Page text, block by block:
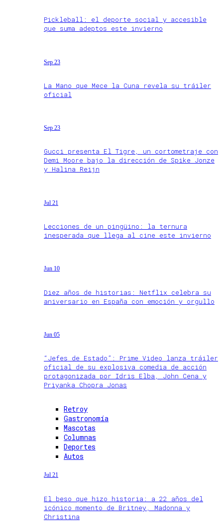
Pickleball: el deporte social y accesible
que suma adeptos este invierno
Sep 23
La Mano que Mece la Cuna revela su tráiler
oficial
Sep 23
Gucci presenta El Tigre, un cortometraje con
Demi Moore bajo la dirección de Spike Jonze
y Halina Reijn
Jul 21
Lecciones de un pingüino: la ternura
inesperada que llega al cine este invierno
Jun 10
Diez años de historias: Netflix celebra su
aniversario en España con emoción y orgullo
Jun 05
“Jefes de Estado”: Prime Video lanza tráiler
oficial de su explosiva comedia de acción
protagonizada por Idris Elba, John Cena y
Priyanka Chopra Jonas
Retroy
Gastronomía
Mascotas
Columnas
Deportes
Autos
Jul 21
El beso que hizo historia: a 22 años del
icónico momento de Britney, Madonna y
Christina